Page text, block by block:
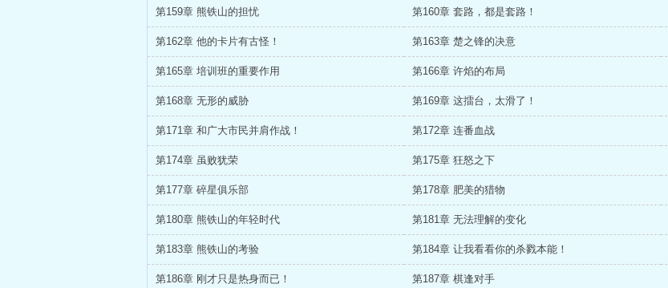
第159章 熊铁山的担忧 第160章 套路，都是套路！
第162章 他的卡片有古怪！ 第163章 楚之锋的决意
第165章 培训班的重要作用 第166章 许焰的布局
第168章 无形的威胁 第169章 这擂台，太滑了！
第171章 和广大市民并肩作战！ 第172章 连番血战
第174章 虽败犹荣 第175章 狂怒之下
第177章 碎星俱乐部 第178章 肥美的猎物
第180章 熊铁山的年轻时代 第181章 无法理解的变化
第183章 熊铁山的考验 第184章 让我看看你的杀戮本能！
第186章 刚才只是热身而已！ 第187章 棋逢对手